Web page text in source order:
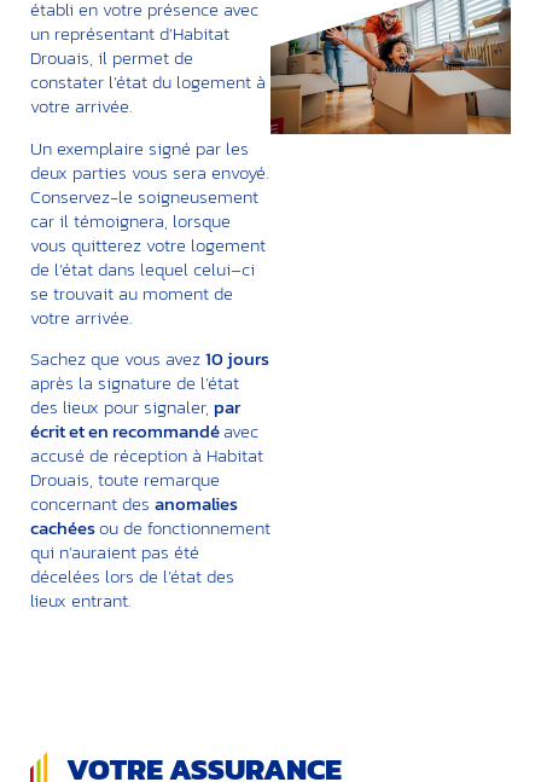
établi en votre présence avec
un représentant d’Habitat
Drouais, il permet de
constater l’état du logement à
votre arrivée.
Un exemplaire signé par les
deux parties vous sera envoyé.
Conservez-le soigneusement
car il témoignera, lorsque
vous quitterez votre logement
de l’état dans lequel celui–ci
se trouvait au moment de
votre arrivée.
Sachez que vous avez10 jours
après la signature de l’état
des lieux pour signaler, par
écrit et en recommandéavec
accusé de réception à Habitat
Drouais, toute remarque
concernant des anomalies
cachéesou de fonctionnement
qui n’auraient pas été
décelées lors de l’état des
lieux entrant.
VOTRE ASSURANCE